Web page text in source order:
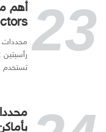
محددات